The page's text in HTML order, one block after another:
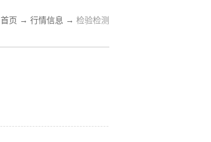
首页 → 行情信息 → 检验检测